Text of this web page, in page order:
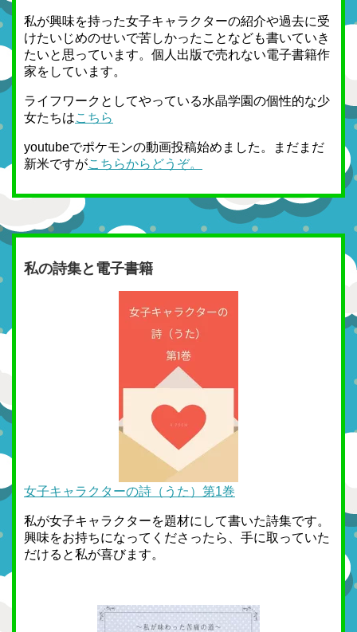
私が興味を持った女子キャラクターの紹介や過去に受
けたいじめのせいで苦しかったことなども書いていき
たいと思っています。個人出版で売れない電子書籍作
家をしています。
ライフワークとしてやっている水晶学園の個性的な少
女たちはこちら
youtubeでポケモンの動画投稿始めました。まだまだ
新米ですがこちらからどうぞ。
私の詩集と電子書籍
女子キャラクターの詩（うた）第1巻
私が女子キャラクターを題材にして書いた詩集です。
興味をお持ちになってくださったら、手に取っていた
だけると私が喜びます。